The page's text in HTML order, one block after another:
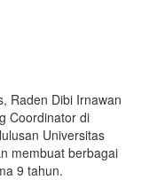
Raden Dibi Irnawan
Coordinator di
Universitas
membuat berbagai
9 tahun.